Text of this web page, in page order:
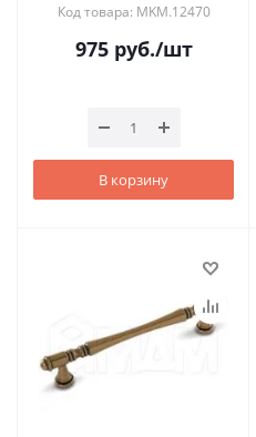
Код товара: MKM.12470
975руб./шт
В корзину